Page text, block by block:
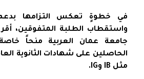
في خطوةٍ تعكس التزامها بدعم
واستقطاب الطلبة المتفوقين،
جامعة عمان العربية منحاً خاصة
الحاصلين على شهادات الثانوية
مثل IB وIG.